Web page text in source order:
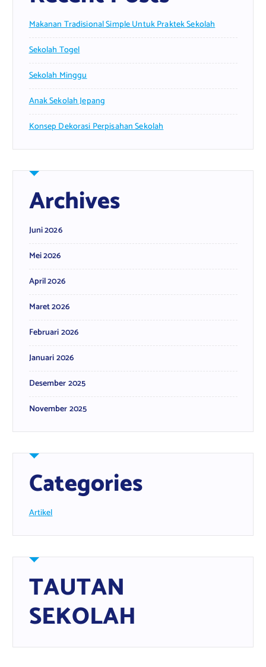
Makanan Tradisional Simple Untuk Praktek Sekolah
Sekolah Togel
Sekolah Minggu
Anak Sekolah Jepang
Konsep Dekorasi Perpisahan Sekolah
Archives
Juni 2026
Mei 2026
April 2026
Maret 2026
Februari 2026
Januari 2026
Desember 2025
November 2025
Categories
Artikel
TAUTAN
SEKOLAH